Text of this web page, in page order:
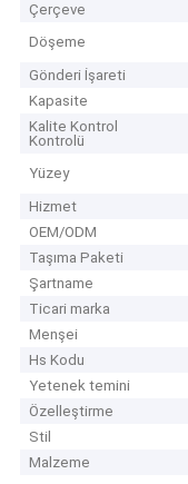
Çerçeve
Döşeme
Gönderi İşareti
Kapasite
Kalite Kontrol
Kontrolü
Yüzey
Hizmet
OEM/ODM
Taşıma Paketi
Şartname
Ticari marka
Menşei
Hs Kodu
Yetenek temini
Özelleştirme
Stil
Malzeme